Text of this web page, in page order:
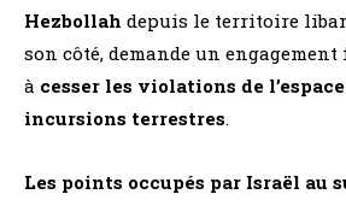
Hezbollah depuis le territoire
son côté, demande un engagement
à cesser les violations de
incursions terrestres​.
Les points occupés par Israël au